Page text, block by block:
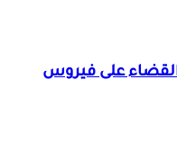
على فيروس